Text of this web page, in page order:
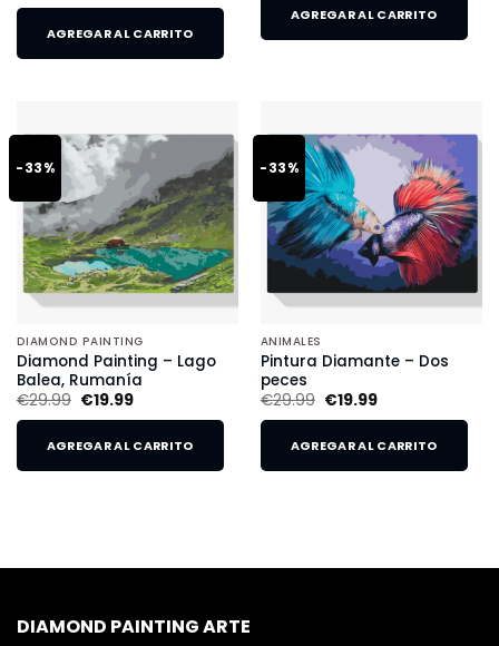
AGREGAR AL CARRITO
AGREGAR AL CARRITO
-33%
DIAMOND PAINTING
Diamond Painting – Lago
Balea, Rumanía
€29.99 €19.99
AGREGAR AL CARRITO
-33%
ANIMALES
Pintura Diamante – Dos
peces
€29.99 €19.99
AGREGAR AL CARRITO
DIAMOND PAINTING ARTE